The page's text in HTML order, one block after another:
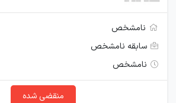
نامشخص
سابقه نامشخص
نامشخص
منقضی شده